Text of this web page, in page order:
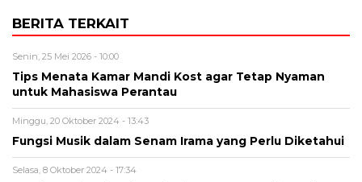
BERITA TERKAIT
Senin, 25 Mei 2026 - 10:00
Tips Menata Kamar Mandi Kost agar Tetap Nyaman
untuk Mahasiswa Perantau
Minggu, 20 Oktober 2024 - 13:43
Fungsi Musik dalam Senam Irama yang Perlu Diketahui
Selasa, 8 Oktober 2024 - 17:34